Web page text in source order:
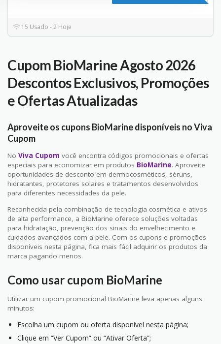
15 Usado - 2 Hoje
Cupom BioMarine Agosto 2026
Descontos Exclusivos, Promoções
e Ofertas Atualizadas
Aproveite os cupons BioMarine disponíveis no Viva
Cupom
No Viva Cupom você encontra códigos promocionais e ofertas
especiais para economizar em produtos BioMarine. Aproveite
oportunidades de desconto em dermocosméticos, séruns,
hidratantes, protetores solares e tratamentos desenvolvidos
para diferentes necessidades da pele.
Reconhecida pela combinação de tecnologia cosmética e ativos
de alta performance, a BioMarine oferece soluções voltadas
para hidratação, prevenção dos sinais do envelhecimento e
cuidados avançados com a pele. Com os cupons e promoções
disponíveis nesta página, fica mais fácil adquirir os produtos da
marca pagando menos.
Como usar cupom BioMarine
Utilizar um cupom promocional BioMarine leva apenas alguns
minutos:
Escolha um cupom ou oferta disponível nesta página;
Clique em “Ver Cupom” ou “Ativar Oferta”;